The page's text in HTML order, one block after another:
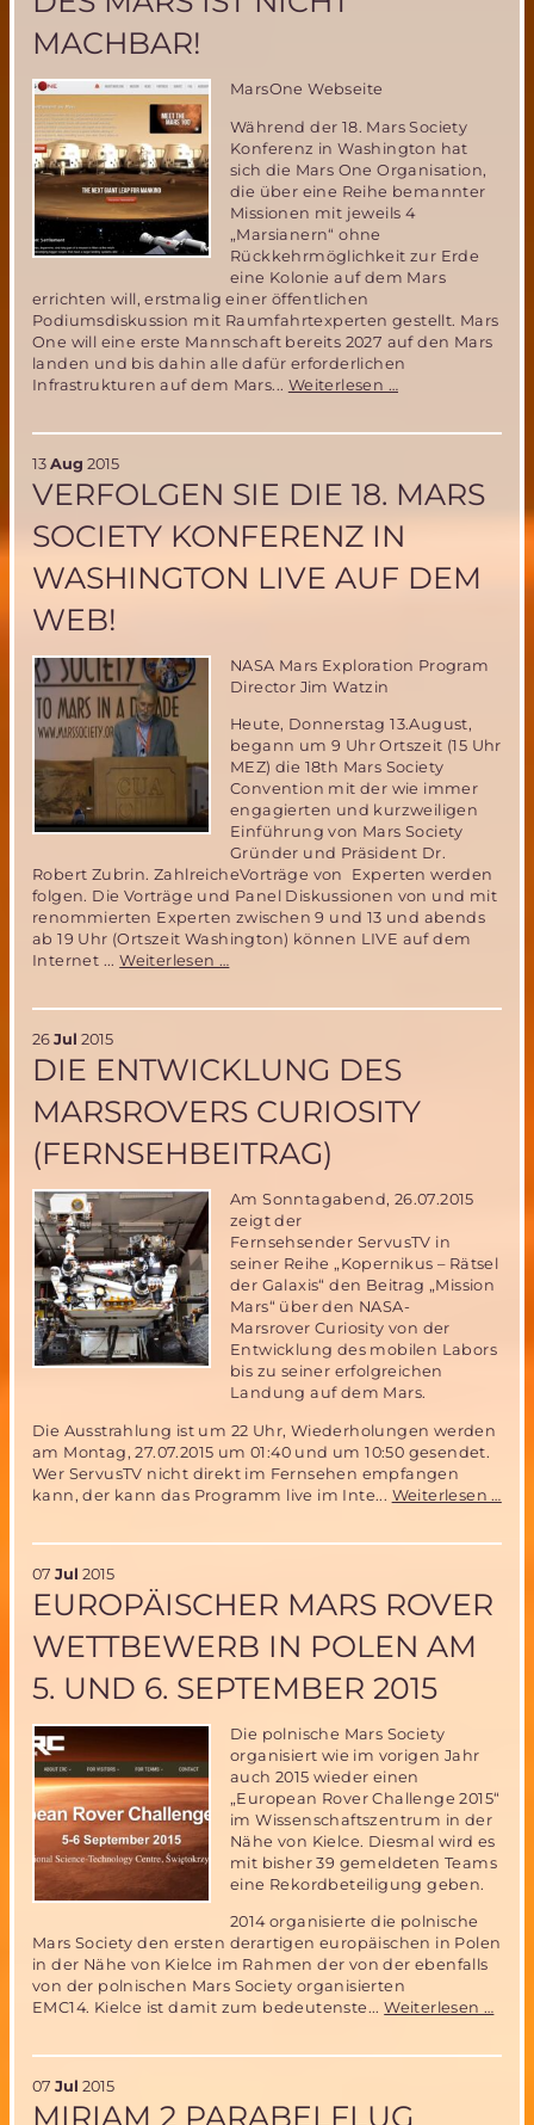
MACHBAR!
MarsOne Webseite
Während der 18. Mars Society
Konferenz in Washington hat
sich die Mars One Organisation,
die über eine Reihe bemannter
Missionen mit jeweils 4
„Marsianern“ ohne
Rückkehrmöglichkeit zur Erde
eine Kolonie auf dem Mars
errichten will, erstmalig einer öffentlichen
Podiumsdiskussion mit Raumfahrtexperten gestellt. Mars
One will eine erste Mannschaft bereits 2027 auf den Mars
landen und bis dahin alle dafür erforderlichen
Infrastrukturen auf dem Mars... Weiterlesen …
Mars
Besiedlung
nicht
13 Aug 2015
VERFOLGEN SIE DIE 18. MARS
SOCIETY KONFERENZ IN
WASHINGTON LIVE AUF DEM
WEB!
NASA Mars Exploration Program
Director Jim Watzin
Heute, Donnerstag 13.August,
begann um 9 Uhr Ortszeit (15 Uhr
MEZ) die 18th Mars Society
Convention mit der wie immer
engagierten und kurzweiligen
Einführung von Mars Society
Gründer und Präsident Dr.
Robert Zubrin. ZahlreicheVorträge von Experten werden
folgen. Die Vorträge und Panel Diskussionen von und mit
renommierten Experten zwischen 9 und 13 und abends
ab 19 Uhr (Ortszeit Washington) können LIVE auf dem
Internet ...Weiterlesen …
Society
in
dem
Web!
26 Jul 2015
DIE ENTWICKLUNG DES
MARSROVERS CURIOSITY
(FERNSEHBEITRAG)
Am Sonntagabend, 26.07.2015
zeigt der
Fernsehsender ServusTV in
seiner Reihe „Kopernikus – Rätsel
der Galaxis“ den Beitrag „Mission
Mars“ über den NASA-
Marsrover Curiosity von der
Entwicklung des mobilen Labors
bis zu seiner erfolgreichen
Landung auf dem Mars.
Die Ausstrahlung ist um 22 Uhr, Wiederholungen werden
am Montag, 27.07.2015 um 01:40 und um 10:50 gesendet.
Wer ServusTV nicht direkt im Fernsehen empfangen
kann, der kann das Programm live im Inte... Weiterlesen …
07 Jul 2015
EUROPÄISCHER MARS ROVER
WETTBEWERB IN POLEN AM
5. UND 6. SEPTEMBER 2015
Die polnische Mars Society
organisiert wie im vorigen Jahr
auch 2015 wieder einen
„European Rover Challenge 2015“
im Wissenschaftszentrum in der
Nähe von Kielce. Diesmal wird es
mit bisher 39 gemeldeten Teams
eine Rekordbeteiligung geben.
2014 organisierte die polnische
Mars Society den ersten derartigen europäischen in Polen
in der Nähe von Kielce im Rahmen der von der ebenfalls
von der polnischen Mars Society organisierten
EMC14. Kielce ist damit zum bedeutenste...Weiterlesen …
07 Jul 2015
MIRIAM 2 PARABELFLUG